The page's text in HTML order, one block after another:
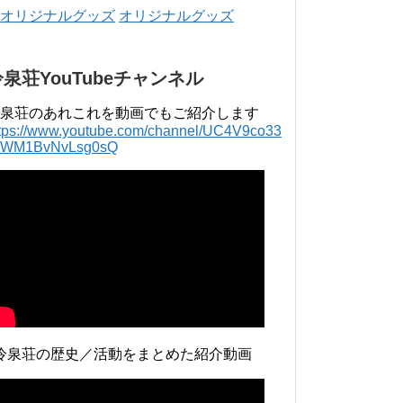
年 4月 〜 2018年 3月 2016年 4月 〜 2017年
3月 2015年 4月 〜 2016年 3月 2014年 4月 〜
オリジナルグッズ
泉荘YouTubeチャンネル
荘のあれこれを動画でもご紹介します
www.youtube.com/channel/UC4V9co33
泉荘の歴史／活動をまとめた紹介動画